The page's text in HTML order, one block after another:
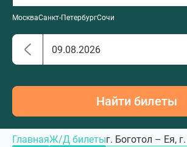
МоскваСанкт-ПетербургСочи
Найти билеты
ГлавнаяЖ/Д билетыг. Боготол – Ея,